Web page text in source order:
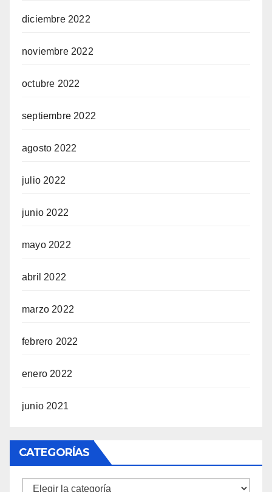
diciembre 2022
noviembre 2022
octubre 2022
septiembre 2022
agosto 2022
julio 2022
junio 2022
mayo 2022
abril 2022
marzo 2022
febrero 2022
enero 2022
junio 2021
CATEGORÍAS
Categorías